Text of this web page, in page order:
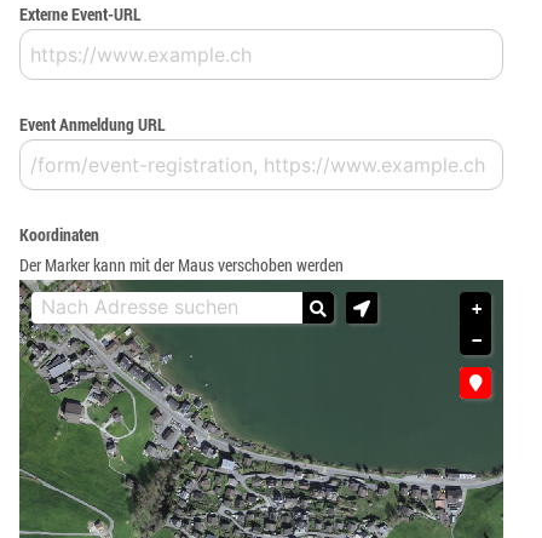
Externe Event-URL
Event Anmeldung URL
Koordinaten
Der Marker kann mit der Maus verschoben werden
+
−